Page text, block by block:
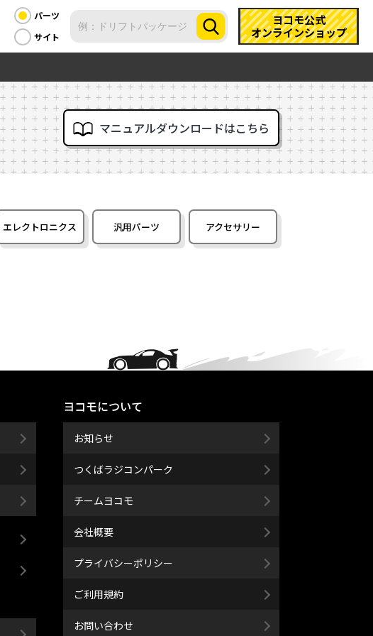
パーツ
サイト
ヨコモ公式
オンラインショップ
マニュアルダウンロードはこちら
エレクトロニクス 汎用パーツ アクセサリー
ヨコモについて
お知らせ
つくばラジコンパーク
チームヨコモ
会社概要
プライバシーポリシー
ご利用規約
お問い合わせ